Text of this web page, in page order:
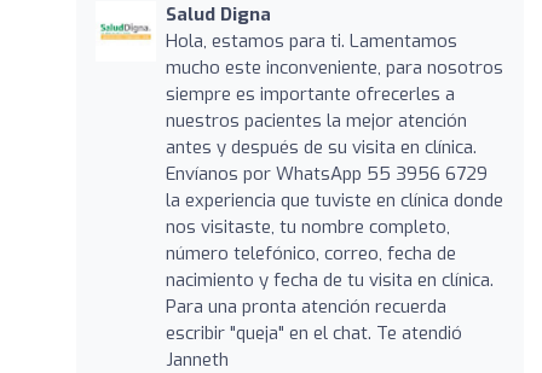
Salud Digna
Hola, estamos para ti. Lamentamos
mucho este inconveniente, para nosotros
siempre es importante ofrecerles a
nuestros pacientes la mejor atención
antes y después de su visita en clínica.
Envíanos por WhatsApp 55 3956 6729
la experiencia que tuviste en clínica donde
nos visitaste, tu nombre completo,
número telefónico, correo, fecha de
nacimiento y fecha de tu visita en clínica.
Para una pronta atención recuerda
escribir "queja" en el chat. Te atendió
Janneth